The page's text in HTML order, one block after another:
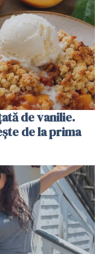
de vanilie.
de la prima